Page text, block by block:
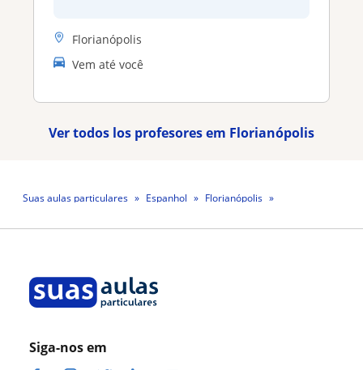
Florianópolis
Vem até você
Ver todos los profesores em Florianópolis
Suas aulas particulares Espanhol
Florianópolis
Siga-nos em